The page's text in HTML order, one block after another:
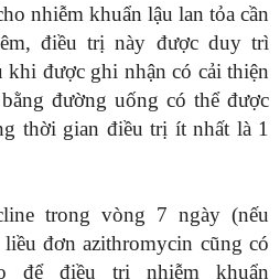
nhiễm khuẩn lậu lan tỏa cần
điều trị này được duy trì
khi được ghi nhận có cải thiện
đường uống có thể được
thời gian điều trị ít nhất là 1
trong vòng 7 ngày (nếu
đơn azithromycin cũng có
để điều trị nhiễm khuẩn